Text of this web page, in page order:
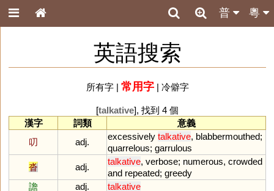
粵
普
英語搜索
所有字| 常用字| 冷僻字
[talkative], 找到 4 個
漢字
詞類
意義
叨
adj.
excessively talkative, blabbermouthed;
quarrelous; garrulous
沓
adj.
talkative, verbose; numerous, crowded
and repeated; greedy
譫
adj.
talkative